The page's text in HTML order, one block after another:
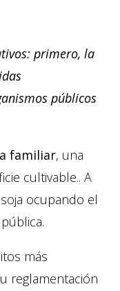
primero, la
públicos
familiar, una
cultivable.. A
ocupando el
más
reglamentación